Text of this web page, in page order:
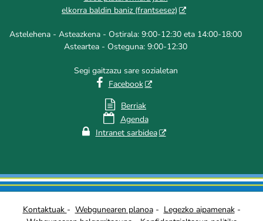
elkorra baldin baniz (frantsesez)
Astelehena - Asteazkena - Ostirala: 9:00-12:30 eta 14:00-18:00
Asteartea - Osteguna: 9:00-12:30
Segi gaitzazu sare sozialetan
 Facebook
 Berriak
 Agenda
 Intranet sarbidea
Kontaktuak - Webgunearen planoa- Legezko aipamenak-